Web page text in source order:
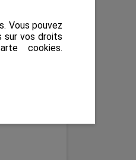
Vous pouvez
sur vos droits
cookies.